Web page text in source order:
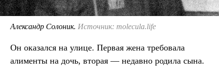
Александр Солоник. Источник: molecula.life
Он оказался на улице. Первая жена требовала
алименты на дочь, вторая — недавно родила сына.